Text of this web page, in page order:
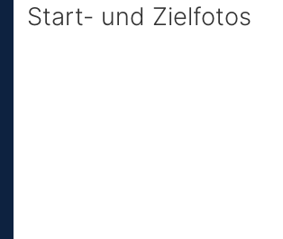
Start- und Zielfotos